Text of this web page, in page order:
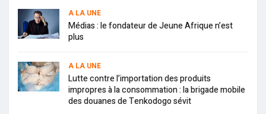
A LA UNE
Médias : le fondateur de Jeune Afrique n’est
plus
A LA UNE
Lutte contre l’importation des produits
impropres à la consommation : la brigade mobile
des douanes de Tenkodogo sévit